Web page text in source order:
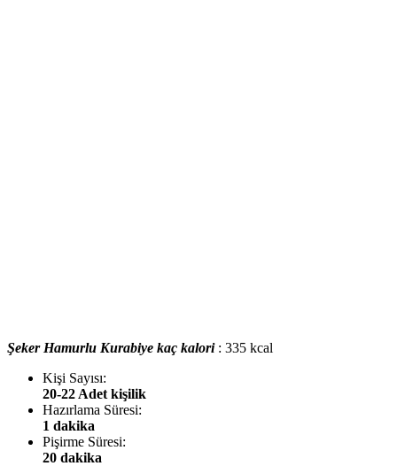
Şeker Hamurlu Kurabiye kaç kalori: 335 kcal
Kişi Sayısı:
20-22 Adet kişilik
Hazırlama Süresi:
1 dakika
Pişirme Süresi:
20 dakika